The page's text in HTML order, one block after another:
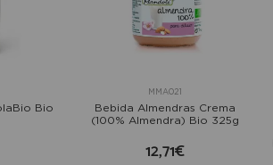
Bio
MMA021
Bebida Almendras Crema
(100% Almendra) Bio 325g
12,71€